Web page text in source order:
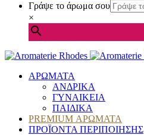
Γράψε το άρωμα σου
×
ΑΡΩΜΑΤΑ
ΑΝΔΡΙΚΑ
ΓΥΝΑΙΚΕΙΑ
ΠΑΙΔΙΚΑ
PREMIUM ΑΡΩΜΑΤΑ
ΠΡΟΪΟΝΤΑ ΠΕΡΙΠΟΙΗΣΗΣ